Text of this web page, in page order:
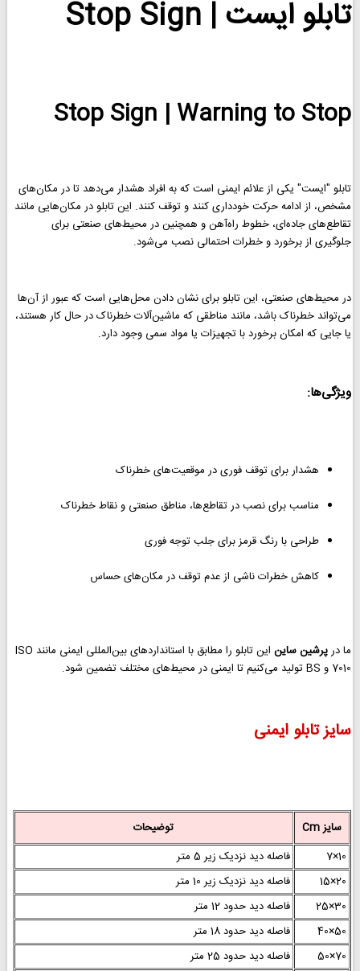
تابلو ایست | Stop Sign
Stop Sign | Warning to Stop
تابلو "ایست" یکی از علائم ایمنی است که به افراد هشدار می‌دهد تا در مکان‌های
مشخص، از ادامه حرکت خودداری کنند و توقف کنند. این تابلو در مکان‌هایی مانند
تقاطع‌های جاده‌ای، خطوط راه‌آهن و همچنین در محیط‌های صنعتی برای
جلوگیری از برخورد و خطرات احتمالی نصب می‌شود.
در محیط‌های صنعتی، این تابلو برای نشان دادن محل‌هایی است که عبور از آن‌ها
می‌تواند خطرناک باشد، مانند مناطقی که ماشین‌آلات خطرناک در حال کار هستند،
یا جایی که امکان برخورد با تجهیزات یا مواد سمی وجود دارد.
ویژگی‌ها:
هشدار برای توقف فوری در موقعیت‌های خطرناک
مناسب برای نصب در تقاطع‌ها، مناطق صنعتی و نقاط خطرناک
طراحی با رنگ قرمز برای جلب توجه فوری
کاهش خطرات ناشی از عدم توقف در مکان‌های حساس
ما درپرشین ساین
این تابلو را مطابق با استانداردهای بین‌المللی ایمنی مانند ISO
7010 و BS تولید می‌کنیم تا ایمنی در محیط‌های مختلف تضمین شود.
سایز تابلو ایمنی
سایز Cm
توضیحات
10×7
فاصله دید نزدیک زیر 5 متر
20×15
فاصله دید نزدیک زیر 10 متر
30×25
فاصله دید حدود 12 متر
50×40
فاصله دید حدود 18 متر
70×50
فاصله دید حدود 25 متر